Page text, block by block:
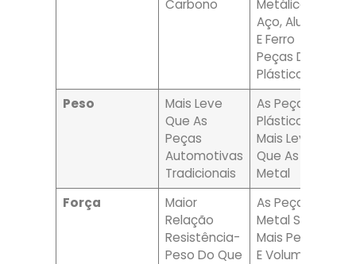
Carbono
Metálicas:
Aço, Alumínio
E Ferro
Peças De
Plástico
Peso
Mais Leve
Que As
Peças
Automotivas
Tradicionais
As Peças De
Plástico São
Mais Leves Do
Que As De
Metal
Força
Maior
Relação
Resistência-
Peso Do Que
As Peças De
Metal São
Mais Pesadas
E Volumosas